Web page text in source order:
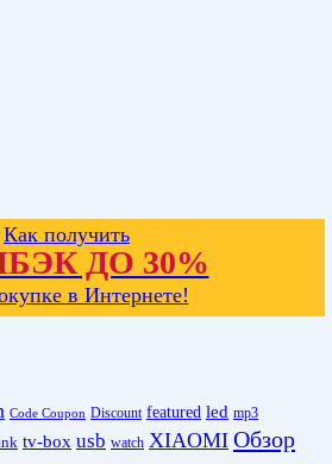
Как получить
ДО 30%
в Интернете!
Code Coupon Discount featured led mp3
tv-box usb watch XIAOMI Обзор